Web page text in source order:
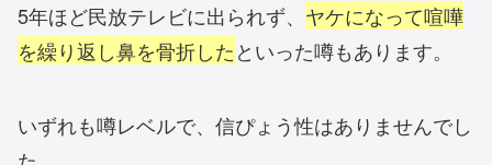
5年ほど民放テレビに出られず、 ヤケになって喧嘩
を繰り返し鼻を骨折したといった噂もあります。
いずれも噂レベルで、信ぴょう性はありませんでし